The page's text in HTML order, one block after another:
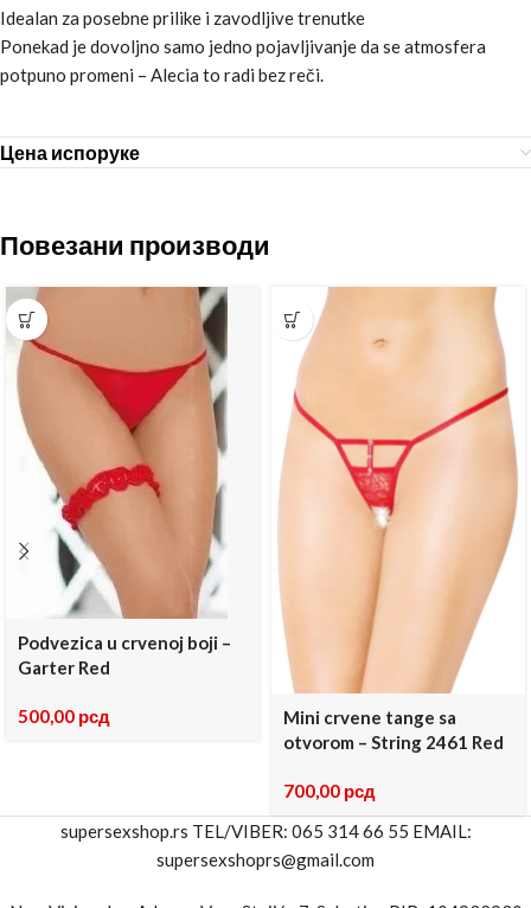
Idealan za posebne prilike i zavodljive trenutke
Ponekad je dovoljno samo jedno pojavljivanje da se atmosfera
potpuno promeni – Alecia to radi bez reči.
Цена испоруке
Повезани производи
Podvezica u crvenoj boji –
Garter Red
500,00 рсд
Mini crvene tange sa
otvorom – String 2461 Red
700,00 рсд
supersexshop.rs TEL/VIBER: 065 314 66 55 EMAIL:
supersexshoprs@gmail.com